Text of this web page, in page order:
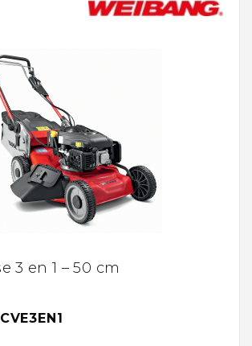
3 en 1 – 50 cm